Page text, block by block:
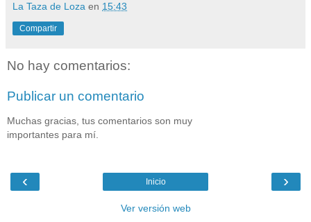
La Taza de Loza en 15:43
Compartir
No hay comentarios:
Publicar un comentario
Muchas gracias, tus comentarios son muy
importantes para mí.
‹ ›
Inicio
Ver versión web